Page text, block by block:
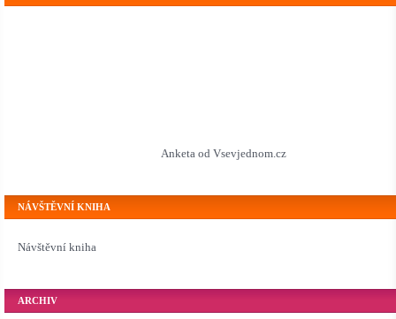
Anketa od Vsevjednom.cz
NÁVŠTĚVNÍ KNIHA
Návštěvní kniha
ARCHIV